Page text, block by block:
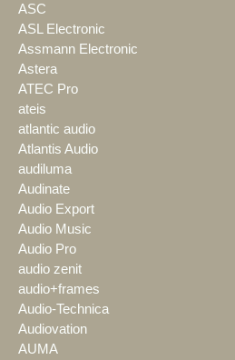
ASC
ASL Electronic
Assmann Electronic
Astera
ATEC Pro
ateis
atlantic audio
Atlantis Audio
audiluma
Audinate
Audio Export
Audio Music
Audio Pro
audio zenit
audio+frames
Audio-Technica
Audiovation
AUMA